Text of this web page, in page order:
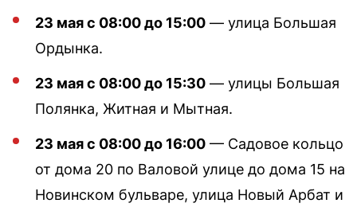
23 мая с 08:00 до 15:00 — улица Большая
Ордынка.
23 мая с 08:00 до 15:30 — улицы Большая
Полянка, Житная и Мытная.
23 мая с 08:00 до 16:00 — Садовое кольцо
от дома 20 по Валовой улице до дома 15 на
Новинском бульваре, улица Новый Арбат и